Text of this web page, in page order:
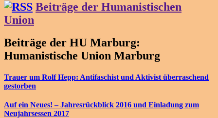
Beiträge der Humanistischen
Union
Beiträge der HU Marburg:
Humanistische Union Marburg
Trauer um Rolf Hepp: Antifaschist und Aktivist überraschend
gestorben
Auf ein Neues! – Jahresrückblick 2016 und Einladung zum
Neujahrsessen 2017